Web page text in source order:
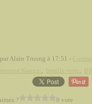
par Alain Truong à 17:51 -
, ,
? 0 vote